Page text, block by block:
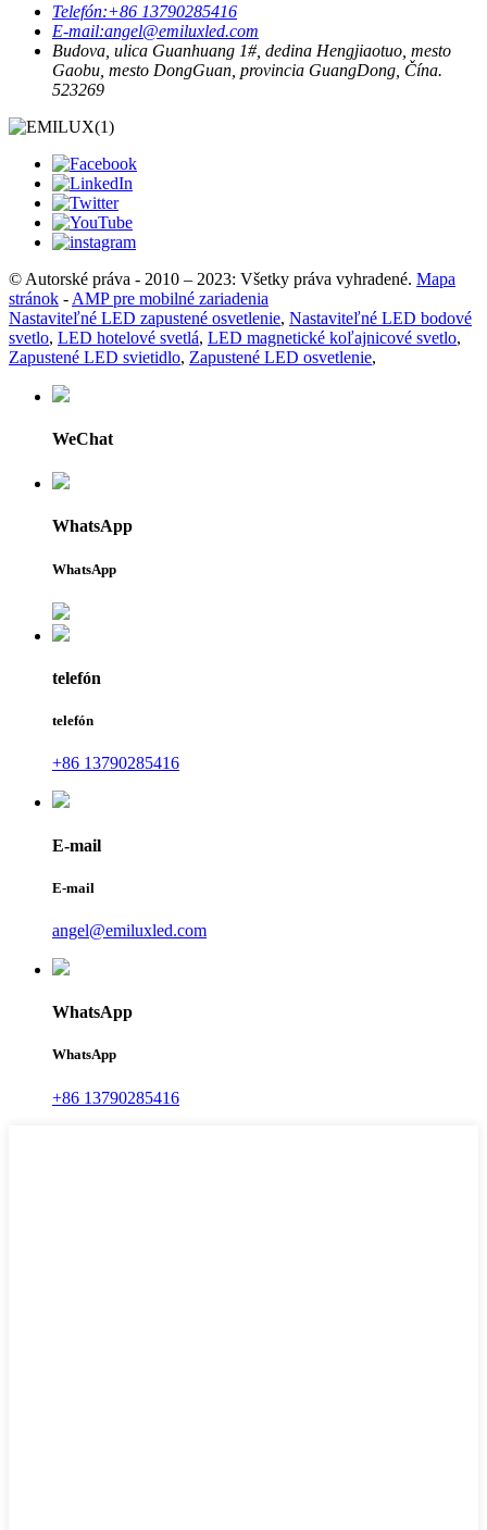
Telefón:+86 13790285416
E-mail:angel@emiluxled.com
Budova, ulica Guanhuang 1#, dedina Hengjiaotuo, mesto
Gaobu, mesto DongGuan, provincia GuangDong, Čína.
523269
© Autorské práva - 2010 – 2023: Všetky práva vyhradené. Mapa
stránok - AMP pre mobilné zariadenia
Nastaviteľné LED zapustené osvetlenie, Nastaviteľné LED bodové
svetlo, LED hotelové svetlá, LED magnetické koľajnicové svetlo,
Zapustené LED svietidlo, Zapustené LED osvetlenie,
WeChat
WhatsApp
WhatsApp
telefón
telefón
+86 13790285416
E-mail
E-mail
angel@emiluxled.com
WhatsApp
WhatsApp
+86 13790285416